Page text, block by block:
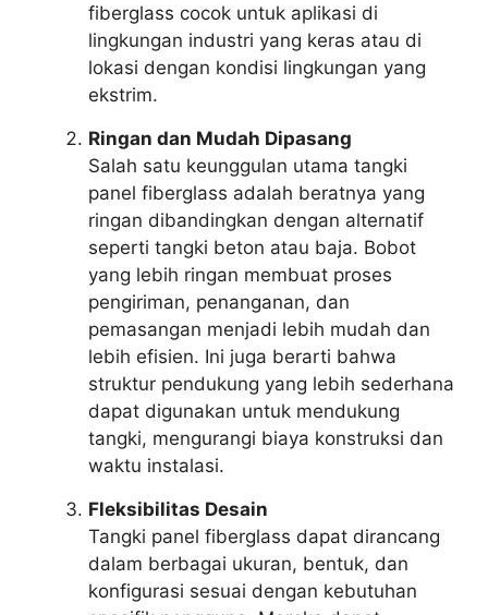
fiberglass cocok untuk aplikasi di
lingkungan industri yang keras atau di
lokasi dengan kondisi lingkungan yang
ekstrim.
Ringan dan Mudah Dipasang
Salah satu keunggulan utama tangki
panel fiberglass adalah beratnya yang
ringan dibandingkan dengan alternatif
seperti tangki beton atau baja. Bobot
yang lebih ringan membuat proses
pengiriman, penanganan, dan
pemasangan menjadi lebih mudah dan
lebih efisien. Ini juga berarti bahwa
struktur pendukung yang lebih sederhana
dapat digunakan untuk mendukung
tangki, mengurangi biaya konstruksi dan
waktu instalasi.
Fleksibilitas Desain
Tangki panel fiberglass dapat dirancang
dalam berbagai ukuran, bentuk, dan
konfigurasi sesuai dengan kebutuhan